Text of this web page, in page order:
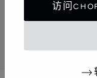
访问
DIAMOND袖珍托特